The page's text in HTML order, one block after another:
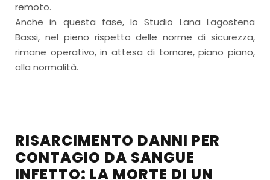
remoto.
Anche in questa fase, lo Studio Lana Lagostena
Bassi, nel pieno rispetto delle norme di sicurezza,
rimane operativo, in attesa di tornare, piano piano,
alla normalità.
RISARCIMENTO DANNI PER
CONTAGIO DA SANGUE
INFETTO: LA MORTE DI UN